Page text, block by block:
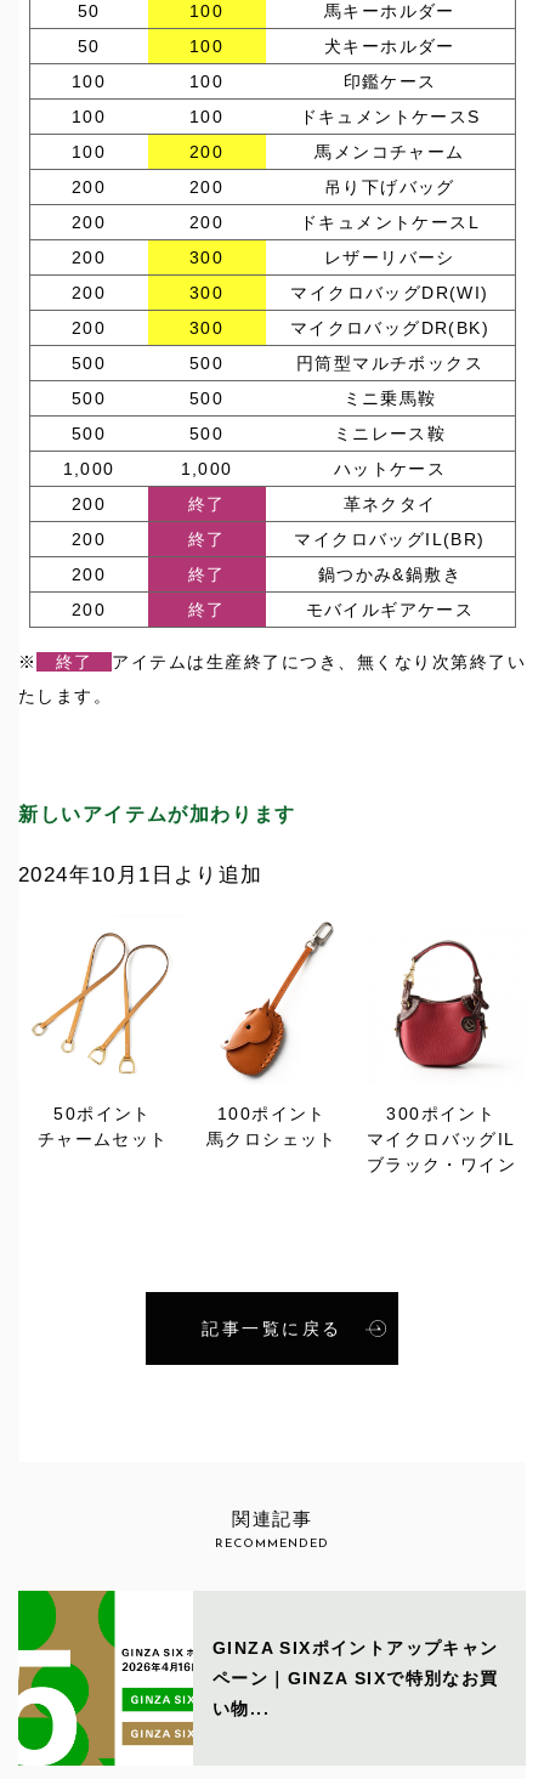
50
100
馬キーホルダー
50
100
犬キーホルダー
100
100
印鑑ケース
100
100
ドキュメントケースS
100
200
馬メンコチャーム
200
200
吊り下げバッグ
200
200
ドキュメントケースL
200
300
レザーリバーシ
200
300
マイクロバッグDR(WI)
200
300
マイクロバッグDR(BK)
500
500
円筒型マルチボックス
500
500
ミニ乗馬鞍
500
500
ミニレース鞍
1,000
1,000
ハットケース
200
終了
革ネクタイ
200
終了
マイクロバッグIL(BR)
200
終了
鍋つかみ&鍋敷き
200
終了 モバイルギアケース
※ 終了 アイテムは生産終了につき、無くなり次第終了い
たします。
新しいアイテムが加わります
2024年10月1日より追加
50ポイント
チャームセット
100ポイント
馬クロシェット
300ポイント
マイクロバッグIL
ブラック・ワイン
記事一覧に戻る
関連記事
RECOMMENDED
GINZA SIXポイントアップキャン
ペーン｜GINZA SIXで特別なお買
い物...